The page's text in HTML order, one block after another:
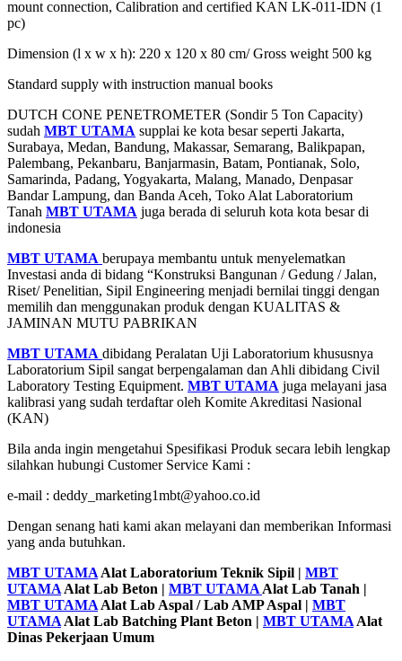
mount connection, Calibration and certified KAN LK-011-IDN (1
pc)
Dimension (l x w x h): 220 x 120 x 80 cm/ Gross weight 500 kg
Standard supply with instruction manual books
DUTCH CONE PENETROMETER (Sondir 5 Ton Capacity)
sudah MBT UTAMA supplai ke kota besar seperti Jakarta,
Surabaya, Medan, Bandung, Makassar, Semarang, Balikpapan,
Palembang, Pekanbaru, Banjarmasin, Batam, Pontianak, Solo,
Samarinda, Padang, Yogyakarta, Malang, Manado, Denpasar
Bandar Lampung, dan Banda Aceh, Toko Alat Laboratorium
Tanah MBT UTAMA juga berada di seluruh kota kota besar di
indonesia
MBT UTAMA berupaya membantu untuk menyelematkan
Investasi anda di bidang “Konstruksi Bangunan / Gedung / Jalan,
Riset/ Penelitian, Sipil Engineering menjadi bernilai tinggi dengan
memilih dan menggunakan produk dengan KUALITAS &
JAMINAN MUTU PABRIKAN
MBT UTAMA dibidang Peralatan Uji Laboratorium khususnya
Laboratorium Sipil sangat berpengalaman dan Ahli dibidang Civil
Laboratory Testing Equipment. MBT UTAMA juga melayani jasa
kalibrasi yang sudah terdaftar oleh Komite Akreditasi Nasional
(KAN)
Bila anda ingin mengetahui Spesifikasi Produk secara lebih lengkap
silahkan hubungi Customer Service Kami :
e-mail : deddy_marketing1mbt@yahoo.co.id
Dengan senang hati kami akan melayani dan memberikan Informasi
yang anda butuhkan.
MBT UTAMA Alat Laboratorium Teknik Sipil | MBT
UTAMA Alat Lab Beton | MBT UTAMA Alat Lab Tanah |
MBT UTAMA Alat Lab Aspal / Lab AMP Aspal | MBT
UTAMA Alat Lab Batching Plant Beton | MBT UTAMA Alat
Dinas Pekerjaan Umum